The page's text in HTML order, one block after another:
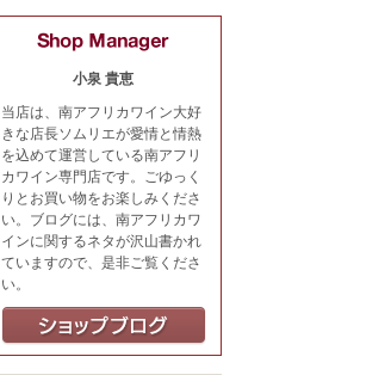
小泉 貴恵
当店は、南アフリカワイン大好
きな店長ソムリエが愛情と情熱
を込めて運営している南アフリ
カワイン専門店です。ごゆっく
りとお買い物をお楽しみくださ
い。ブログには、南アフリカワ
インに関するネタが沢山書かれ
ていますので、是非ご覧くださ
い。